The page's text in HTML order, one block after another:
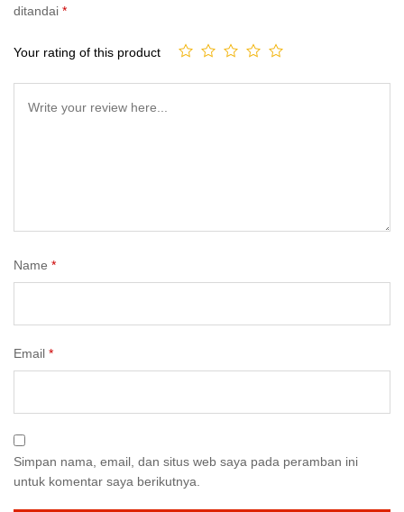
ditandai *
Your rating of this product
Name *
Email *
Simpan nama, email, dan situs web saya pada peramban ini
untuk komentar saya berikutnya.